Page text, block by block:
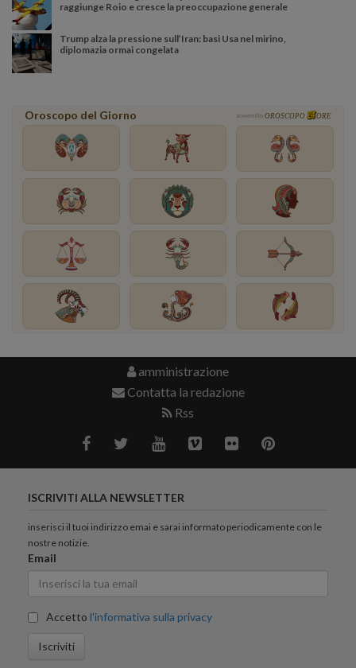
raggiunge Roio e cresce la preoccupazione generale
Trump alza la pressione sull’Iran: basi Usa nel mirino,
diplomazia ormai congelata
Oroscopo del Giorno powered by OROSCOPO ORE
amministrazione
Contatta la redazione
Rss
ISCRIVITI ALLA NEWSLETTER
inserisci il tuoi indirizzo emai e sarai informato periodicamente con le
nostre notizie.
Email
Accetto l'informativa sulla privacy
Iscriviti